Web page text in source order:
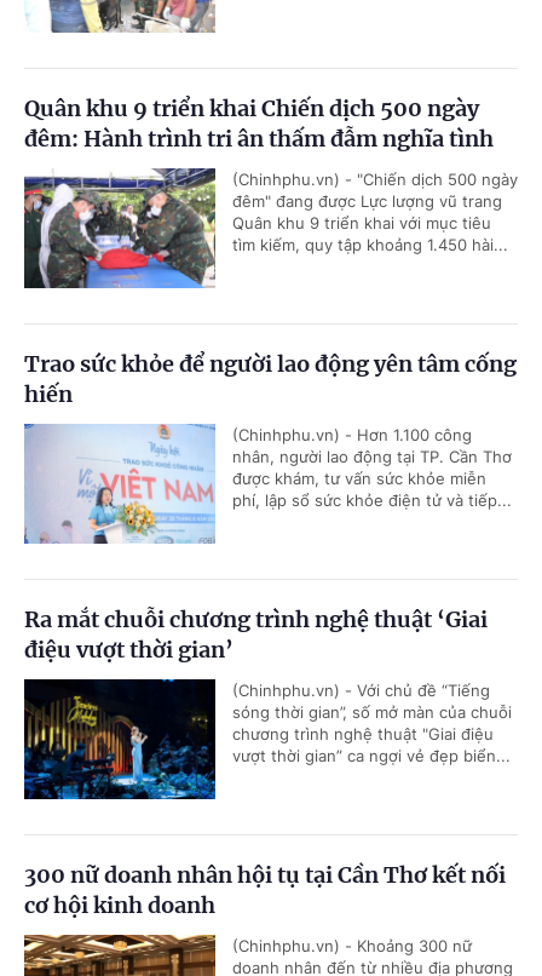
Quân khu 9 triển khai Chiến dịch 500 ngày
đêm: Hành trình tri ân thấm đẫm nghĩa tình
(Chinhphu.vn) - "Chiến dịch 500 ngày
đêm" đang được Lực lượng vũ trang
Quân khu 9 triển khai với mục tiêu
tìm kiếm, quy tập khoảng 1.450 hài...
Trao sức khỏe để người lao động yên tâm cống
hiến
(Chinhphu.vn) - Hơn 1.100 công
nhân, người lao động tại TP. Cần Thơ
được khám, tư vấn sức khỏe miễn
phí, lập sổ sức khỏe điện tử và tiếp...
Ra mắt chuỗi chương trình nghệ thuật ‘Giai
điệu vượt thời gian’
(Chinhphu.vn) - Với chủ đề “Tiếng
sóng thời gian”, số mở màn của chuỗi
chương trình nghệ thuật "Giai điệu
vượt thời gian” ca ngợi vẻ đẹp biển...
300 nữ doanh nhân hội tụ tại Cần Thơ kết nối
cơ hội kinh doanh
(Chinhphu.vn) - Khoảng 300 nữ
doanh nhân đến từ nhiều địa phương